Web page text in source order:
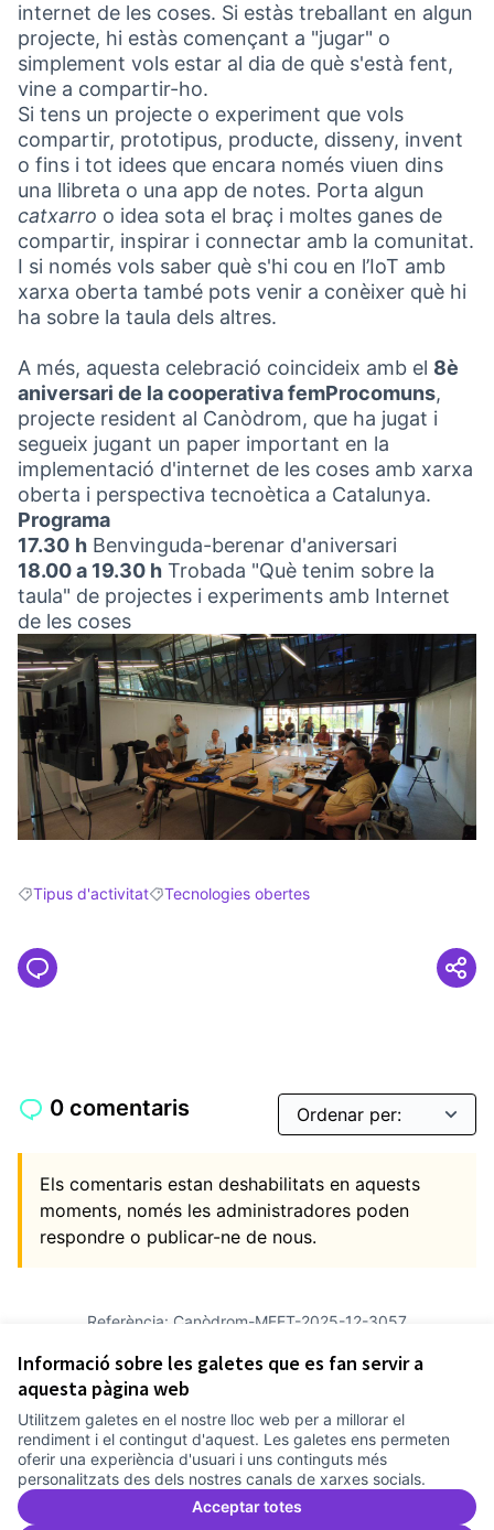
Informació sobre les galetes que es fan servir a
aquesta pàgina web
Utilitzem galetes en el nostre lloc web per a millorar el
rendiment i el contingut d'aquest. Les galetes ens permeten
oferir una experiència d'usuari i uns continguts més
personalitzats des dels nostres canals de xarxes socials.
Acceptar totes
internet de les coses. Si estàs treballant en algun
projecte, hi estàs començant a "jugar" o
simplement vols estar al dia de què s'està fent,
vine a compartir-ho.
Si tens un projecte o experiment que vols
compartir, prototipus, producte, disseny, invent
o fins i tot idees que encara només viuen dins
una llibreta o una app de notes. Porta algun
catxarro o idea sota el braç i moltes ganes de
compartir, inspirar i connectar amb la comunitat.
I si només vols saber què s'hi cou en l’IoT amb
xarxa oberta també pots venir a conèixer què hi
ha sobre la taula dels altres.
A més, aquesta celebració coincideix amb el 8è
aniversari de la cooperativa femProcomuns,
projecte resident al Canòdrom, que ha jugat i
segueix jugant un paper important en la
implementació d'internet de les coses amb xarxa
oberta i perspectiva tecnoètica a Catalunya.
Programa
17.30 h Benvinguda-berenar d'aniversari
18.00 a 19.30 h Trobada "Què tenim sobre la
taula" de projectes i experiments amb Internet
de les coses
Resultats en filtrar per: Tipus d'activitat
Tipus d'activitatResultats en filtrar per: Tecnologies obertes
Tecnologies obertes
0 comentaris
Els comentaris estan deshabilitats en aquests
moments, només les administradores poden
respondre o publicar-ne de nous.
Referència: Canòdrom-MEET-2025-12-3057
Afegir al calendari
Termes i condicions d'ús
Configuració de les galetes
Comunitat Canòdrom a Facebook
(Link externo)
Comunitat Canòdrom a Instagram
(Link externo)
Comunitat Canòdrom a YouTube
(Link externo)
Català
Triar la llengua Elegir el idiomaChoose language